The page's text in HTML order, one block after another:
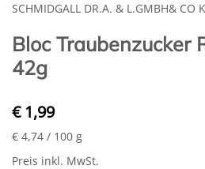
SCHMIDGALL DR.A. & L.GMBH& CO
Bloc Traubenzucker
42g
€ 1,99
€ 4,74 / 100 g
Preis inkl. MwSt.